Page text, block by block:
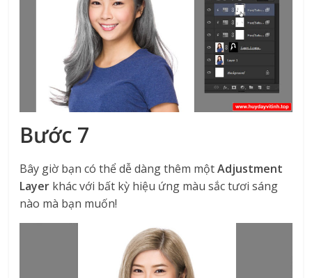
Bước 7
Bây giờ bạn có thể dễ dàng thêm mộtAdjustment
Layer khác với bất kỳ hiệu ứng màu sắc tươi sáng
nào mà bạn muốn!